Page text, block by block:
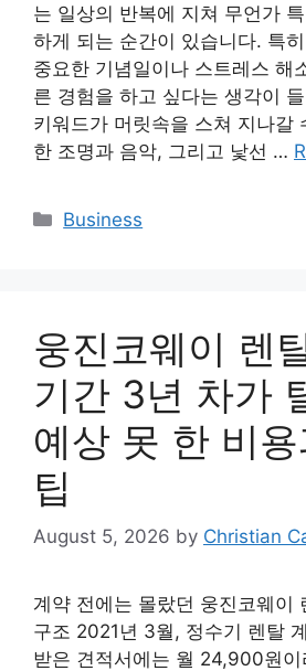
는 일상의 반복에 지쳐 무언가
하게 되는 순간이 있습니다. 특
중요한 기념일이나 스트레스 해
른 경험을 하고 싶다는 생각이 들
키워드가 머릿속을 스쳐 지나갈
한 조명과 음악, 그리고 낯선 …
Categories
Business
웅진코웨이 렌
기간 3년 차가
예상 못 한 비
팁
August 5, 2026 by Christian
계약 전에는 몰랐던 웅진코웨이
구조 2021년 3월, 정수기 렌탈
받은 견적서에는 월 24,900원이